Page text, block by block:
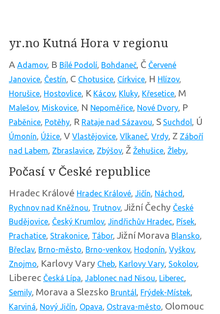
yr.no Kutná Hora v regionu
A Adamov, B Bílé Podolí, Bohdaneč, Č Červené
Janovice, Čestín, C Chotusice, Církvice, H Hlízov,
Horušice, Hostovlice, K Kácov, Kluky, Křesetice, M
Malešov, Miskovice, N Nepoměřice, Nové Dvory, P
Paběnice, Potěhy, R Rataje nad Sázavou, S Suchdol, Ú
Úmonín, Úžice, V Vlastějovice, Vlkaneč, Vrdy, Z Záboří
nad Labem, Zbraslavice, Zbýšov, Ž Žehušice, Žleby,
Počasí v České republice
Hradec Králové Hradec Králové, Jičín, Náchod ,
Rychnov nad Kněžnou, Trutnov, Jižní Čechy České
Budějovice, Český Krumlov, Jindřichův Hradec, Písek,
Prachatice, Strakonice, Tábor, Jižní Morava Blansko,
Břeclav, Brno-město, Brno-venkov, Hodonín, Vyškov,
Znojmo, Karlovy Vary Cheb, Karlovy Vary, Sokolov,
Liberec Česká Lípa, Jablonec nad Nisou, Liberec,
Semily, Morava a Slezsko Bruntál, Frýdek-Místek,
Karviná, Nový Jičín, Opava, Ostrava-město, Olomouc